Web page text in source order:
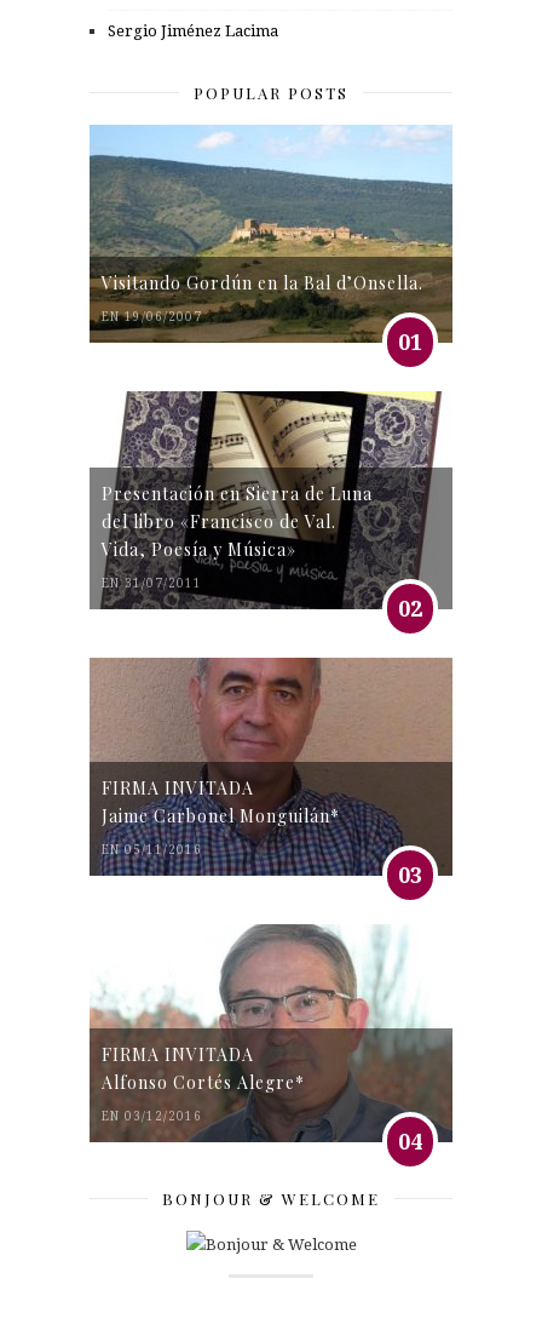
Sergio Jiménez Lacima
POPULAR POSTS
Visitando Gordún en la Bal d’Onsella.
EN 19/06/2007
01
Presentación en Sierra de Luna
del libro «Francisco de Val.
Vida, Poesía y Música»
EN 31/07/2011
02
FIRMA INVITADA
Jaime Carbonel Monguilán*
EN 05/11/2016
03
FIRMA INVITADA
Alfonso Cortés Alegre*
EN 03/12/2016
04
BONJOUR & WELCOME